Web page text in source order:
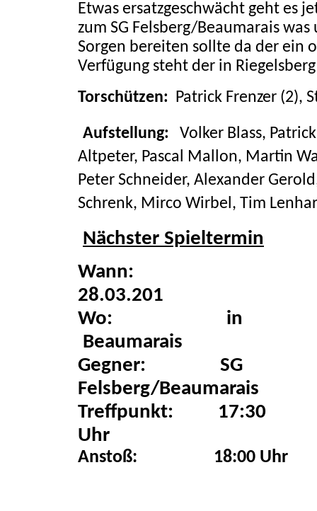
Etwas ersatzgeschwächt geht es
zum SG Felsberg/Beaumarais
Sorgen bereiten sollte da der ein
Verfügung steht der in
Torschützen: Patrick Frenzer (2),
Aufstellung:
Volker Blass,
Altpeter, Pascal Mallon, Martin
Peter Schneider, Alexander
Schrenk, Mirco Wirbel, Tim
Nächster Spieltermin
Wann:
Wo:
in
Beaumarais
Gegner:
SG
Treffpunkt:
17:30
Uhr
Anstoß: 18:00 Uhr